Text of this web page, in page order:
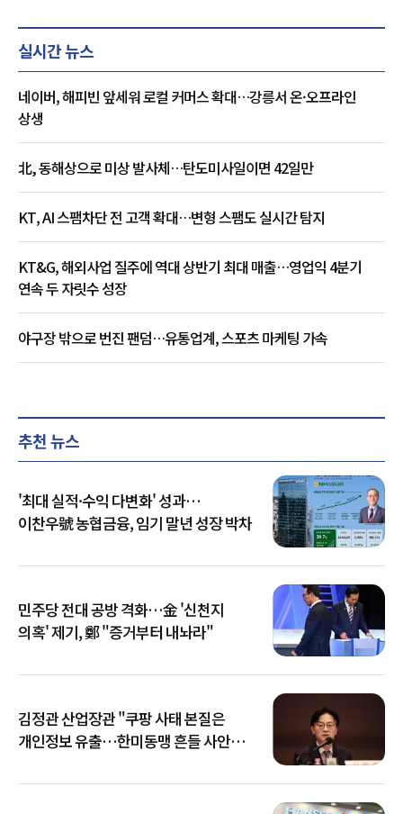
실시간 뉴스
네이버, 해피빈 앞세워 로컬 커머스 확대…강릉서 온·오프라인
상생
北, 동해상으로 미상 발사체…탄도미사일이면 42일만
KT, AI 스팸차단 전 고객 확대…변형 스팸도 실시간 탐지
KT&G, 해외사업 질주에 역대 상반기 최대 매출…영업익 4분기
연속 두 자릿수 성장
야구장 밖으로 번진 팬덤…유통업계, 스포츠 마케팅 가속
추천 뉴스
'최대 실적·수익 다변화' 성과…
이찬우號 농협금융, 임기 말년 성장 박차
민주당 전대 공방 격화…金 '신천지
의혹' 제기, 鄭 "증거부터 내놔라"
김정관 산업장관 "쿠팡 사태 본질은
개인정보 유출…한미동맹 흔들 사안